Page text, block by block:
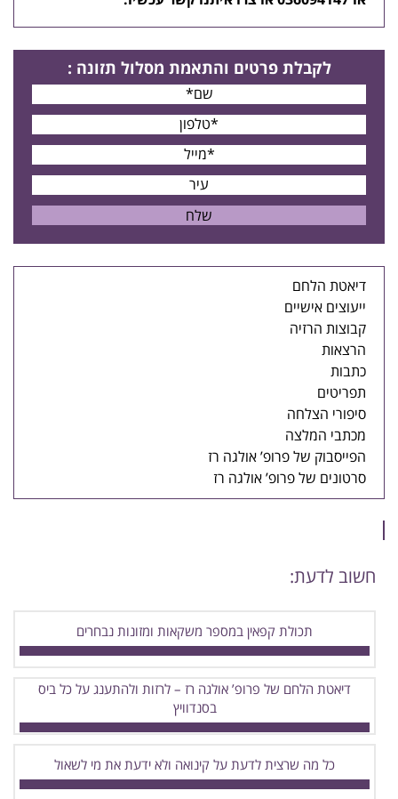
לקבלת פרטים והתאמת מסלול תזונה :
דיאטת הלחם
ייעוצים אישיים
קבוצות הרזיה
הרצאות
כתבות
תפריטים
סיפורי הצלחה
מכתבי המלצה
הפייסבוק של פרופ’ אולגה רז
סרטונים של פרופ’ אולגה רז
חשוב לדעת:
תכולת קפאין במספר משקאות ומזונות נבחרים
דיאטת הלחם של פרופ’ אולגה רז – לרזות ולהתענג על כל ביס
בסנדוויץ
כל מה שרצית לדעת על קינואה ולא ידעת את מי לשאול